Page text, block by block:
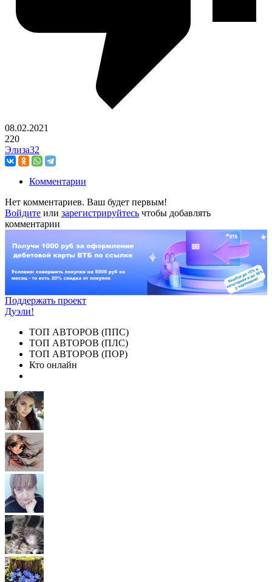
08.02.2021
220
Элиза32
Комментарии
Нет комментариев. Ваш будет первым!
Войдите или зарегистрируйтесь чтобы добавлять
комментарии
Поддержать проект
Дуэли!
ТОП АВТОРОВ (ППС)
ТОП АВТОРОВ (ПЛС)
ТОП АВТОРОВ (ПОР)
Кто онлайн